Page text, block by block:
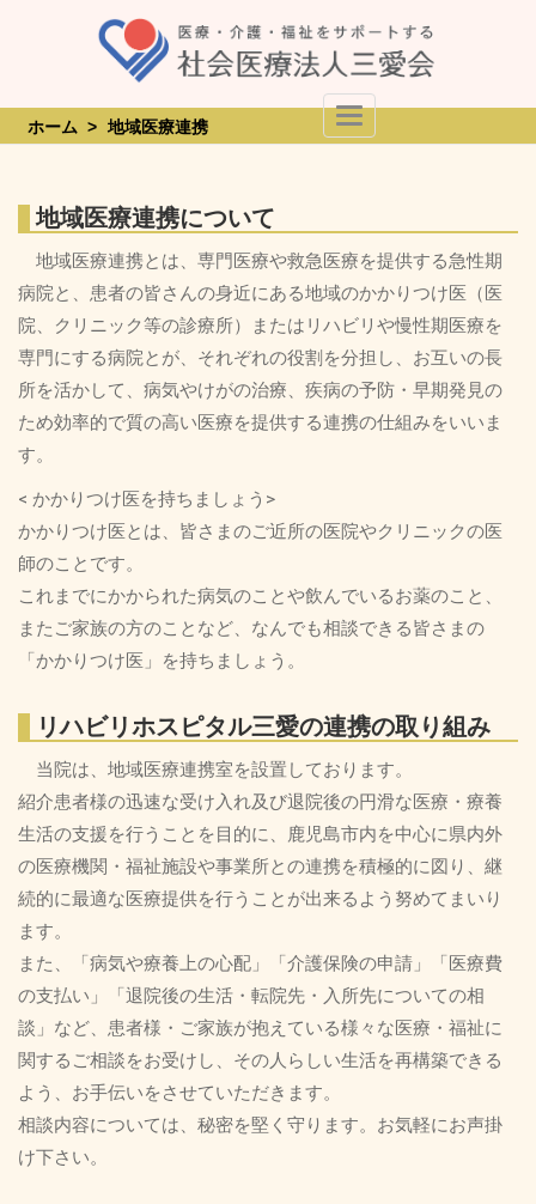
Toggle Navigation
ホーム > 地域医療連携
地域医療連携について
地域医療連携とは、専門医療や救急医療を提供する急性期
病院と、患者の皆さんの身近にある地域のかかりつけ医（医
院、クリニック等の診療所）またはリハビリや慢性期医療を
専門にする病院とが、それぞれの役割を分担し、お互いの長
所を活かして、病気やけがの治療、疾病の予防・早期発見の
ため効率的で質の高い医療を提供する連携の仕組みをいいま
す。
< かかりつけ医を持ちましょう>
かかりつけ医とは、皆さまのご近所の医院やクリニックの医
師のことです。
これまでにかかられた病気のことや飲んでいるお薬のこと、
またご家族の方のことなど、なんでも相談できる皆さまの
「かかりつけ医」を持ちましょう。
リハビリホスピタル三愛の連携の取り組み
当院は、地域医療連携室を設置しております。
紹介患者様の迅速な受け入れ及び退院後の円滑な医療・療養
生活の支援を行うことを目的に、鹿児島市内を中心に県内外
の医療機関・福祉施設や事業所との連携を積極的に図り、継
続的に最適な医療提供を行うことが出来るよう努めてまいり
ます。
また、「病気や療養上の心配」「介護保険の申請」「医療費
の支払い」「退院後の生活・転院先・入所先についての相
談」など、患者様・ご家族が抱えている様々な医療・福祉に
関するご相談をお受けし、その人らしい生活を再構築できる
よう、お手伝いをさせていただきます。
相談内容については、秘密を堅く守ります。お気軽にお声掛
け下さい。